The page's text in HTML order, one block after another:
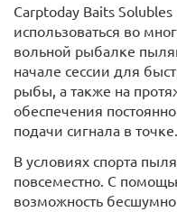
Carptoday Baits
использоваться во
вольной рыбалке
начале сессии для
рыбы, а также на
обеспечения
подачи сигнала в точке.
В условиях спорта
повсеместно. С
возможность